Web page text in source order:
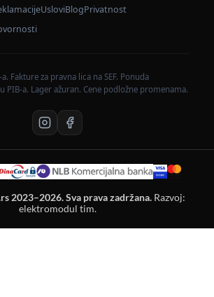
UsloviBlogPrivatnost
Fakture za pravna lica na SEF. Ponuda
PIB-a. Lager ažuran. Cene podložne promenama.
2023–2026. Sva prava zadržana. Razvoj:
elektromodul tim.